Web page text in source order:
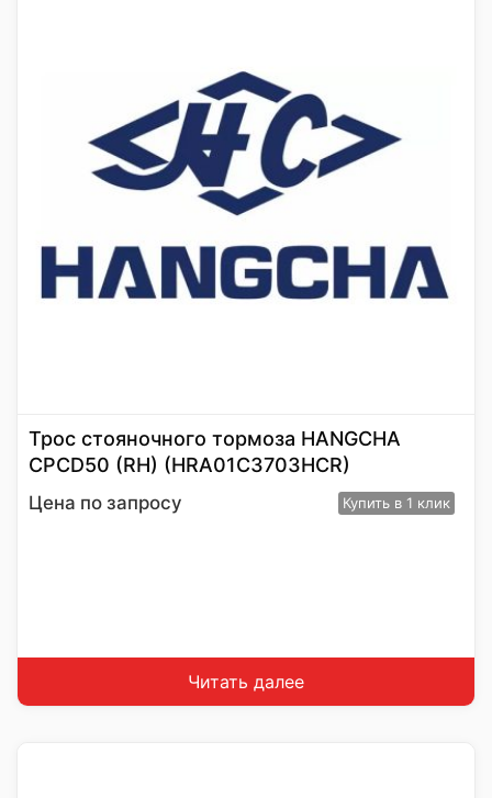
Трос стояночного тормоза HANGCHA
CPCD50 (RH) (HRA01C3703HCR)
Цена по запросу Купить в 1 клик
Читать далее